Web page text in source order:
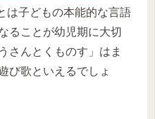
は子どもの本能的な言語
ることが幼児期に大切
さんとくものす」はま
び歌といえるでしょ